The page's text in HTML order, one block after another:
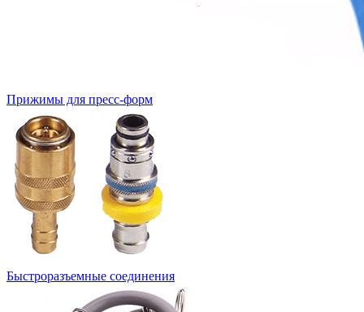
Прижимы для пресс-форм
Быстроразъемные соединения